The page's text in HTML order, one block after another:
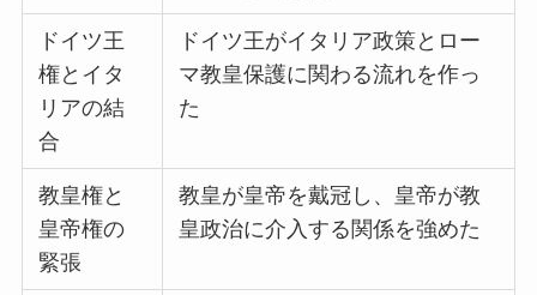
ドイツ王
権とイタ
リアの結
合
ドイツ王がイタリア政策とロー
マ教皇保護に関わる流れを作っ
た
教皇権と
皇帝権の
緊張
教皇が皇帝を戴冠し、皇帝が教
皇政治に介入する関係を強めた